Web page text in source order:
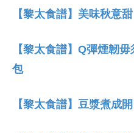
【黎太食譜】美味秋意
【黎太食譜】Q彈煙韌
包
【黎太食譜】豆漿煮成